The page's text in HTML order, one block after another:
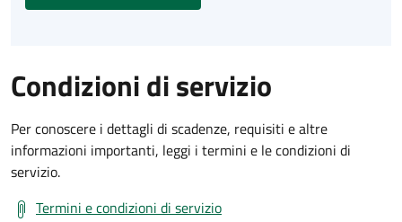
Condizioni di servizio
Per conoscere i dettagli di scadenze, requisiti e altre
informazioni importanti, leggi i termini e le condizioni di
servizio.
Termini e condizioni di servizio